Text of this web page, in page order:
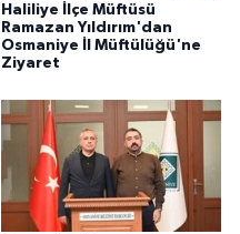
Haliliye İlçe Müftüsü
Ramazan Yıldırım'dan
Osmaniye İl Müftülüğü'ne
Ziyaret